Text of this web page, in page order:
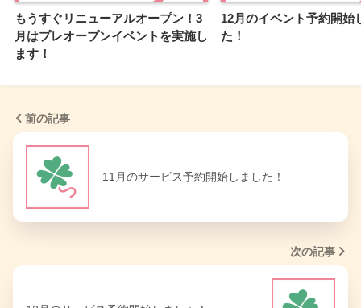
もうすぐリニューアルオープン！3
月はプレオープンイベントを実施し
ます！
12月のイベント予約開始
た！
前の記事
11月のサービス予約開始しました！
次の記事